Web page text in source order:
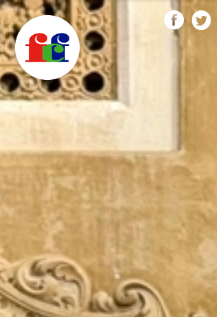
FEDERACIÓ CATALANA
DE FOTOGRAFIA
F
C
F